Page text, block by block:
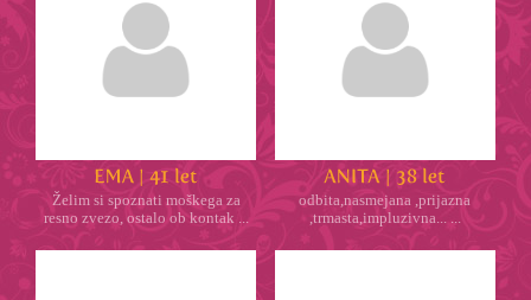
Želim si spoznati moškega za
resno zvezo, ostalo ob kontak ...
odbita,nasmejana ,prijazna
,trmasta,impluzivna... ...